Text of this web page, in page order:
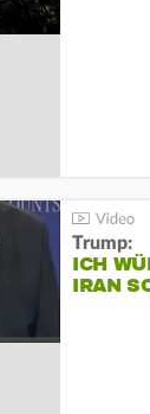
Trump:
ICH
IRAN